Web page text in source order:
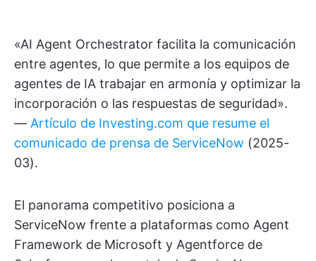
«AI Agent Orchestrator facilita la comunicación
entre agentes, lo que permite a los equipos de
agentes de IA trabajar en armonía y optimizar la
incorporación o las respuestas de seguridad».
— Artículo de Investing.com que resume el
comunicado de prensa de ServiceNow (2025-
03).
El panorama competitivo posiciona a
ServiceNow frente a plataformas como Agent
Framework de Microsoft y Agentforce de